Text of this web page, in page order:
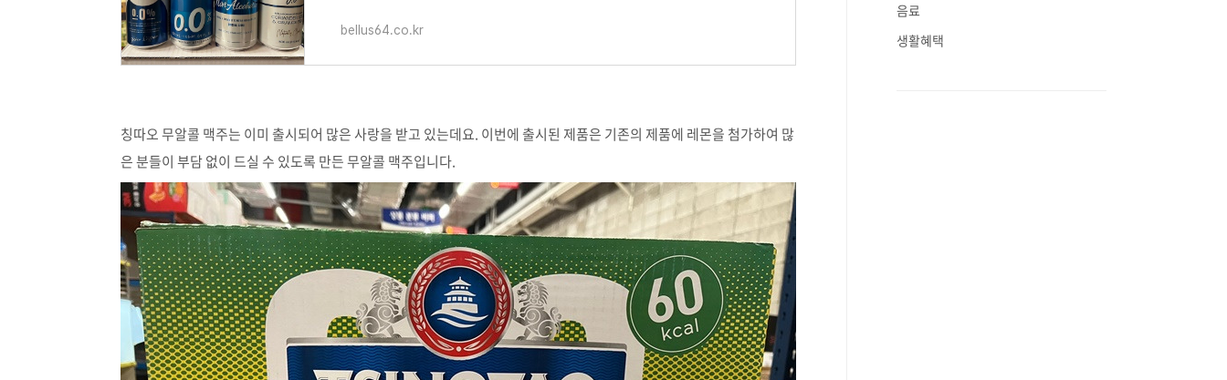
bellus64.co.kr
칭따오 무알콜 맥주는 이미 출시되어 많은 사랑을 받고 있는데요. 이번에 출시된 제품은 기존의 제품에 레몬을 첨가하여 많
은 분들이 부담 없이 드실 수 있도록 만든 무알콜 맥주입니다.
음료
생활혜택